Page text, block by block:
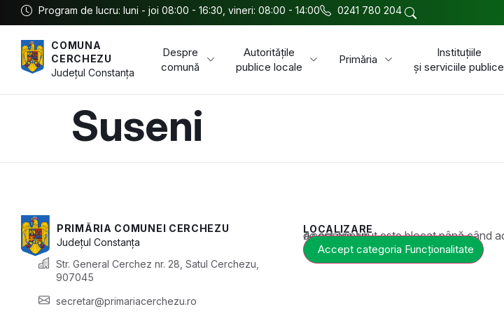
Program de lucru: luni - joi 08:00 - 16:30, vineri: 08:00 - 14:00 0241 780 204
COMUNA
CERCHEZU
JudețulConstanța
Despre
comună
Autoritățile
publice locale
Primăria
Instituțiile
și serviciile publice
Suseni
PRIMĂRIA COMUNEI CERCHEZU
JudețulConstanța
Str. General Cerchez nr. 28, Satul Cerchezu,
907045
secretar@primariacerchezu.ro
LOCALIZARE
Acest conținut este blocat până când acceptați categoria corespunzătoare de cookie-uri.
Accept categoria Funcționalitate